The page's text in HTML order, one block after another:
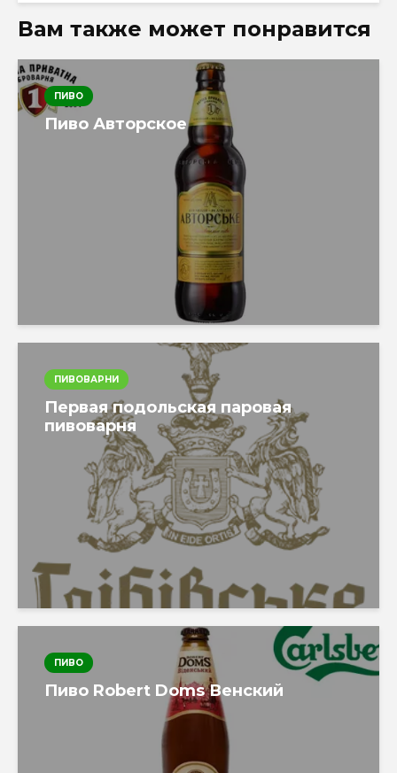
Вам также может понравится
ПИВО
Пиво Авторское
ПИВОВАРНИ
Первая подольская паровая
пивоварня
ПИВО
Пиво Robert Doms Венский